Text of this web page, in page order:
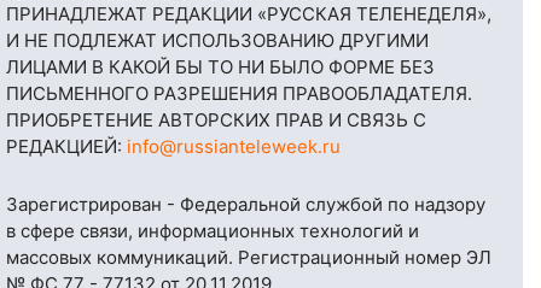
ПРИНАДЛЕЖАТ РЕДАКЦИИ «РУССКАЯ ТЕЛЕНЕДЕЛЯ»,
И НЕ ПОДЛЕЖАТ ИСПОЛЬЗОВАНИЮ ДРУГИМИ
ЛИЦАМИ В КАКОЙ БЫ ТО НИ БЫЛО ФОРМЕ БЕЗ
ПИСЬМЕННОГО РАЗРЕШЕНИЯ ПРАВООБЛАДАТЕЛЯ.
ПРИОБРЕТЕНИЕ АВТОРСКИХ ПРАВ И СВЯЗЬ С
РЕДАКЦИЕЙ: info@russianteleweek.ru
Зарегистрирован - Федеральной службой по надзору
в сфере связи, информационных технологий и
массовых коммуникаций. Регистрационный номер ЭЛ
№ ФС 77 - 77132 от 20.11.2019